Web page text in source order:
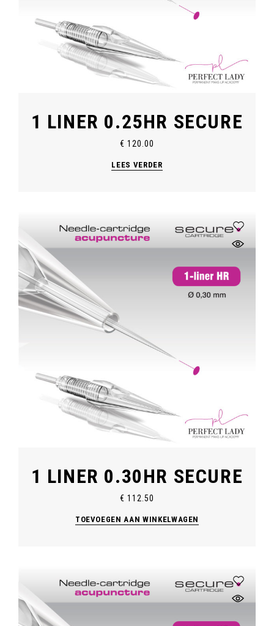
1 LINER 0.25HR SECURE
€ 120.00
LEES VERDER
1 LINER 0.30HR SECURE
€ 112.50
TOEVOEGEN AAN WINKELWAGEN